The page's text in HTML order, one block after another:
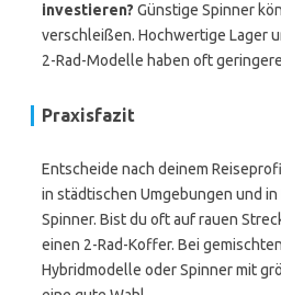
investieren? Günstige Spinner
verschleißen. Hochwertige Lager
2-Rad-Modelle haben oft
Praxisfazit
Entscheide nach deinem
in städtischen Umgebungen und
Spinner. Bist du oft auf rauen
einen 2-Rad-Koffer. Bei
Hybridmodelle oder Spinner mit